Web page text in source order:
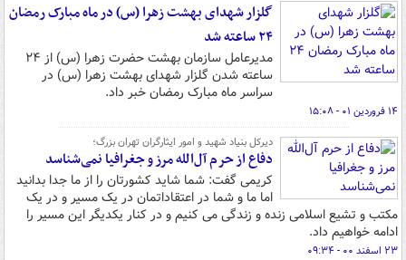
گلزار شهدای بهشت زهرا (س) در ماه مبارک رمضان
۲۴ ساعته شد
مدیرعامل سازمان بهشت حضرت زهرا (س) از ۲۴
ساعته شدن گلزار شهدای بهشت زهرا (س) در
سراسر ماه مبارک رمضان خبر داد.
۱۴ فروردین ۰۱ - ۱۵:۰۸
دیرکل بنیاد شهید و امور ایثارگران تهران بزرگ؛
دفاع از حرم آل‌الله مرز و جغرافیا نمی‌شناسد
کریمی گفت: شما شاید کشورتان را از ما جدا بدانید
اما ما و شما در اعتقاداتمان در یک مسیر و در یک
مکتب و تشیع اسلامی زنده و زندگی می کنیم و در کنار یکدیگر این مسیر را
ادامه خواهیم داد.
۲۳ اسفند ۰۰ - ۰۹:۳۴